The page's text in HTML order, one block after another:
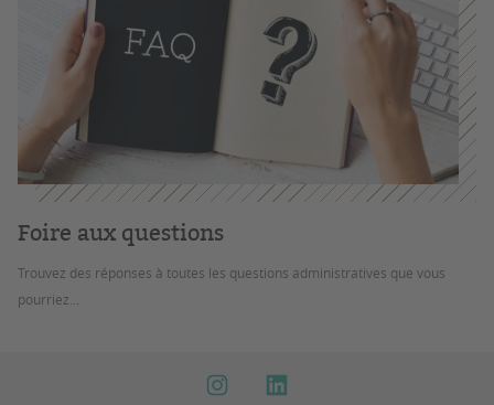
Foire aux questions
Trouvez des réponses à toutes les questions administratives que vous
pourriez...